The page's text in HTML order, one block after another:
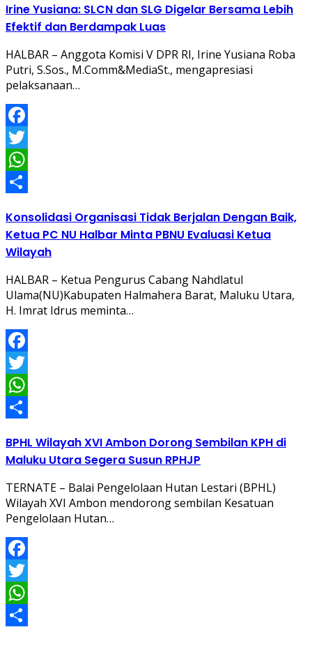
Irine Yusiana: SLCN dan SLG Digelar Bersama Lebih
Efektif dan Berdampak Luas
HALBAR – Anggota Komisi V DPR RI, Irine Yusiana Roba
Putri, S.Sos., M.Comm&MediaSt., mengapresiasi
pelaksanaan…
Facebook
Twitter
WhatsApp
Konsolidasi Organisasi Tidak Berjalan Dengan Baik,
Ketua PC NU Halbar Minta PBNU Evaluasi Ketua
Wilayah
HALBAR – Ketua Pengurus Cabang Nahdlatul
Ulama(NU)Kabupaten Halmahera Barat, Maluku Utara,
H. Imrat Idrus meminta…
Facebook
Twitter
WhatsApp
BPHL Wilayah XVI Ambon Dorong Sembilan KPH di
Maluku Utara Segera Susun RPHJP
TERNATE – Balai Pengelolaan Hutan Lestari (BPHL)
Wilayah XVI Ambon mendorong sembilan Kesatuan
Pengelolaan Hutan…
Facebook
Twitter
WhatsApp